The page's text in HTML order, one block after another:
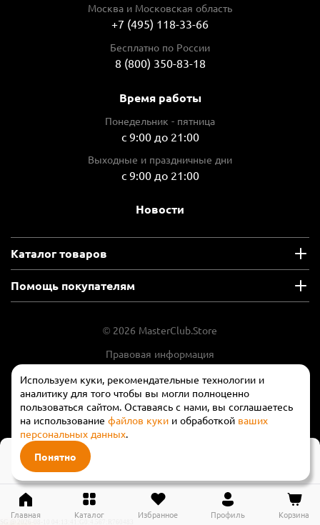
Используем куки, рекомендательные технологии и
аналитику для того чтобы вы могли полноценно
пользоваться сайтом. Оставаясь с нами, вы соглашаетесь
на использование файлов куки и обработкой ваших
персональных данных.
Понятно
11 490 ₽
17 850 ₽
Москва и Московская область
+7 (495) 118-33-66
Бесплатно по России
8 (800) 350-83-18
Время работы
Понедельник - пятница
с 9:00 до 21:00
Выходные и праздничные дни
с 9:00 до 21:00
Новости
Каталог товаров
Помощь покупателям
© 2026 MasterClub.Store
Правовая информация
Положение об обработки и защите
персональных данных
Главная Каталог Избранное Профиль Корзина